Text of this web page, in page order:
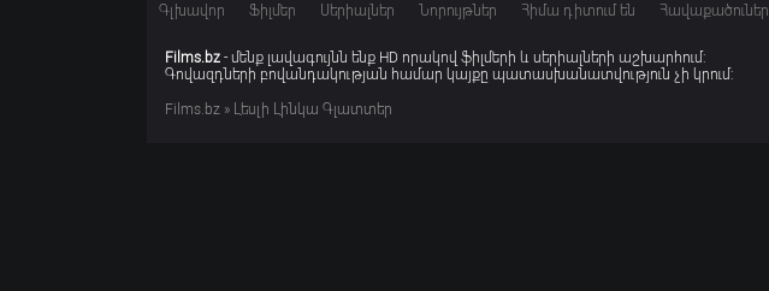
Գլխավոր Ֆիլմեր Սերիալներ Նորույթներ Հիմա դիտում են Հավաքածուներ
Films.bz - մենք լավագույնն ենք HD որակով ֆիլմերի և սերիալների աշխարհում:
Գովազդների բովանդակության համար կայքը պատասխանատվություն չի կրում:
Films.bz » Լեսլի Լինկա Գլատտեր